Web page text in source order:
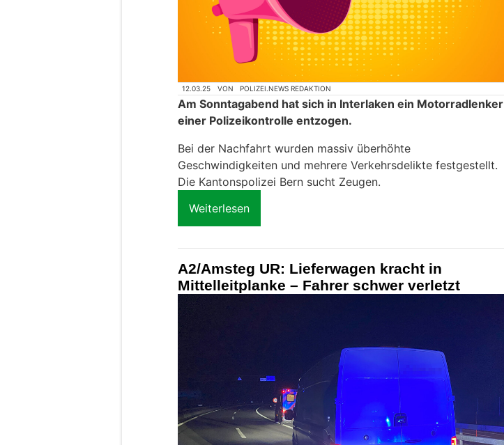
12.03.25 VON POLIZEI.NEWS REDAKTION
Am Sonntagabend hat sich in Interlaken ein Motorradlenker
einer Polizeikontrolle entzogen.
Bei der Nachfahrt wurden massiv überhöhte
Geschwindigkeiten und mehrere Verkehrsdelikte festgestellt.
Die Kantonspolizei Bern sucht Zeugen.
Weiterlesen
A2/Amsteg UR: Lieferwagen kracht in
Mittelleitplanke – Fahrer schwer verletzt